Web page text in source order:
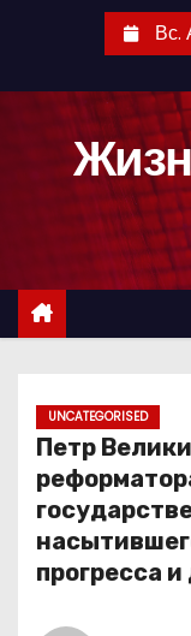
с
Вс.
UNCATEGORISED
Петр
прогресса